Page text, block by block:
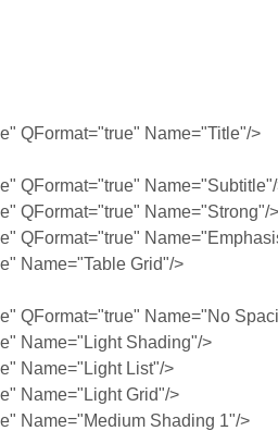
QFormat="true" Name="Title"/>
QFormat="true"
QFormat="true" Name="Strong"/>
QFormat="true"
Name="Table Grid"/>
QFormat="true" Name="No
Name="Light Shading"/>
Name="Light List"/>
Name="Light Grid"/>
Name="Medium Shading 1"/>